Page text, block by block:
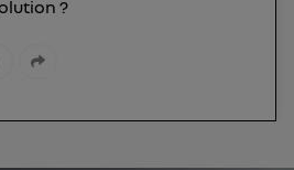
?
portail d’Utiq
Utiq » en bas de ce site.
veuillez consulter
sur les données
d'Utiq.